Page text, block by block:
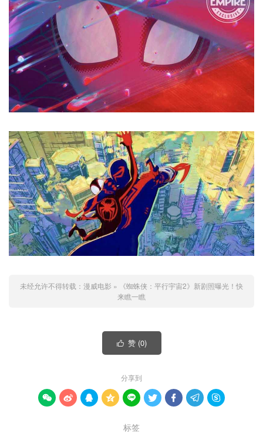
未经允许不得转载： 漫威电影 »
《蜘蛛侠：平行宇宙2》新剧照曝光！快
来瞧一瞧
 赞 (0)
分享到
        
标签